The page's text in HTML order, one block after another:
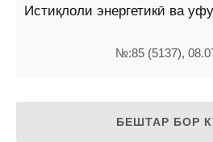
Истиқлоли энергетикӣ ва
№:85 (5137),
БЕШТАР БОР